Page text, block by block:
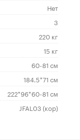
Нет
3
220 кг
15 кг
60-81 см
184.5*71 см
222*96*60-81 см
JFAL03 (кор)